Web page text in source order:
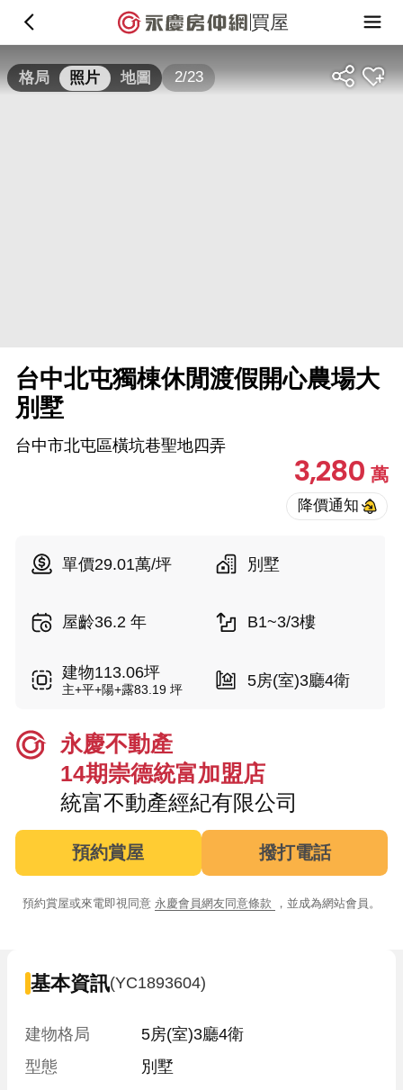
買屋
格局 照片 地圖 2/23
台中北屯獨棟休閒渡假開心農場大
別墅
台中市北屯區橫坑巷聖地四弄
3,280萬
單價29.01萬/坪 別墅
屋齡36.2 年 B1~3/3樓
建物113.06坪
主+平+陽+露83.19 坪 5房(室)3廳4衛
永慶不動產
14期崇德統富加盟店
統富不動產經紀有限公司
預約賞屋 撥打電話
預約賞屋或來電即視同意 永慶會員網友同意條款 ，並成為網站會員。
基本資訊(YC1893604)
建物格局
5房(室)3廳4衛
型態
別墅